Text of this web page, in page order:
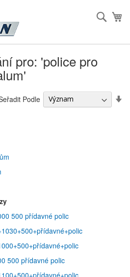
pro: 'police pro
Podle
500 přídavné polic
500 přídavné polic